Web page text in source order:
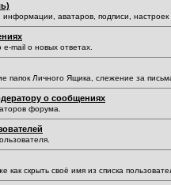
информации, аватаров, подписи,
mail о новых ответах.
папок Личного Ящика, слежение за
о сообщениях
форума.
как скрыть своё имя из списка